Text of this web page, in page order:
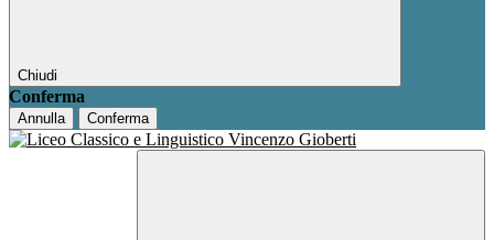
Chiudi
Conferma
Annulla Conferma